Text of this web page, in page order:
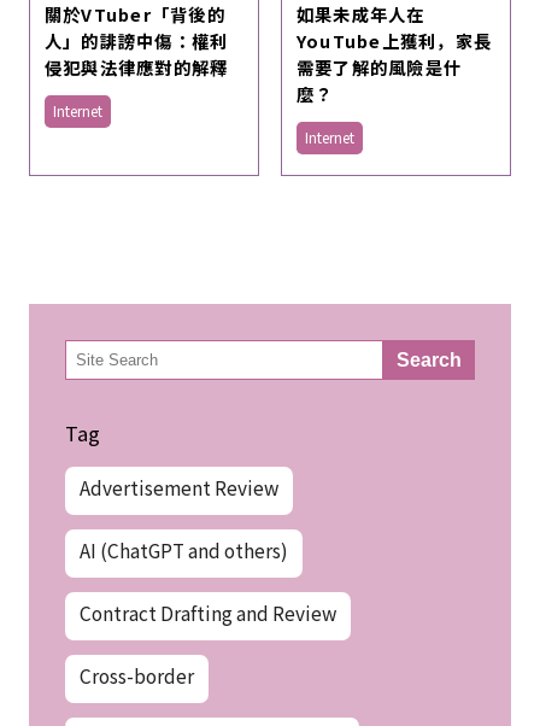
關於VTuber「背後的
人」的誹謗中傷：權利
侵犯與法律應對的解釋
Internet
如果未成年人在
YouTube上獲利，家長
需要了解的風險是什
麼？
Internet
検
索 Search
Tag
Advertisement Review
AI (ChatGPT and others)
Contract Drafting and Review
Cross-border